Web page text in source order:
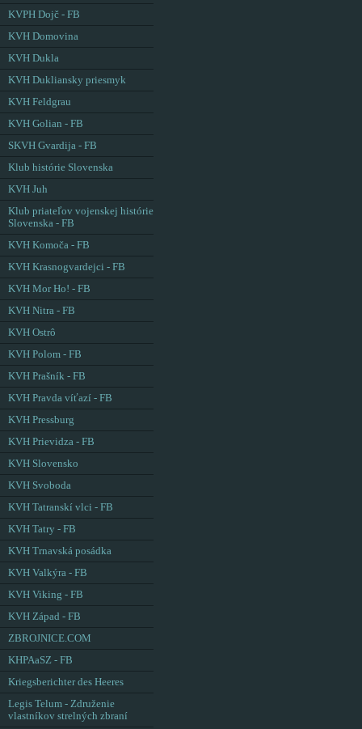
KVPH Dojč - FB
KVH Domovina
KVH Dukla
KVH Dukliansky priesmyk
KVH Feldgrau
KVH Golian - FB
SKVH Gvardija - FB
Klub histórie Slovenska
KVH Juh
Klub priateľov vojenskej histórie
Slovenska - FB
KVH Komoča - FB
KVH Krasnogvardejci - FB
KVH Mor Ho! - FB
KVH Nitra - FB
KVH Ostrô
KVH Polom - FB
KVH Prašník - FB
KVH Pravda víťazí - FB
KVH Pressburg
KVH Prievidza - FB
KVH Slovensko
KVH Svoboda
KVH Tatranskí vlci - FB
KVH Tatry - FB
KVH Trnavská posádka
KVH Valkýra - FB
KVH Viking - FB
KVH Západ - FB
ZBROJNICE.COM
KHPAaSZ - FB
Kriegsberichter des Heeres
Legis Telum - Združenie
vlastníkov strelných zbraní